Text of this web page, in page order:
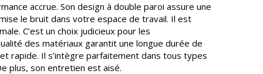
accrue. Son design à double paroi assure une
le bruit dans votre espace de travail. Il est
C’est un choix judicieux pour les
des matériaux garantit une longue durée de
rapide. Il s’intègre parfaitement dans tous types
plus, son entretien est aisé.